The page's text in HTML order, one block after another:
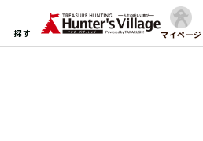
探す マイページ